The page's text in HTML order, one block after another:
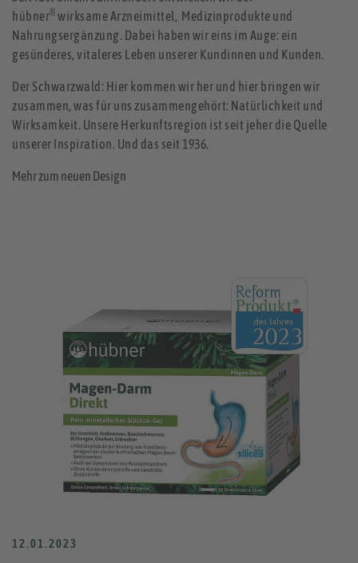
hübner® wirksame Arzneimittel, Medizinprodukte und
Nahrungsergänzung. Dabei haben wir eins im Auge: ein
gesünderes, vitaleres Leben unserer Kundinnen und Kunden.
Der Schwarzwald: Hier kommen wir her und hier bringen wir
zusammen, was für uns zusammengehört: Natürlichkeit und
Wirksamkeit. Unsere Herkunftsregion ist seit jeher die Quelle
unserer Inspiration. Und das seit 1936.
Mehr zum neuen Design
12.01.2023